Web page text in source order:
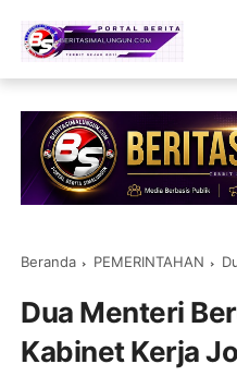
Beranda PEMERINTAHAN
Dua Menteri
Kabinet Kerja